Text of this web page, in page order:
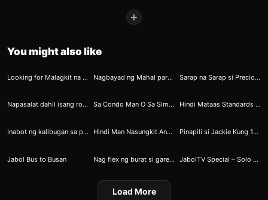
+
You might also like
19
Looking for Malagkit na Sarsa si Marissa Nagbayad ng Mahal para sa Isang Minutong Bembang Sarap na Sarap si Precious sa Paglamas ng Osus
28
Napasalat dahil isang round lang si ninong
34
Sa Condo Man O Sa Simpleng Tambayan Ikaw Pa Rin Ang Dahilan Kung Bakit Espesyal Ang Gabi Dahil Todo Torjack At Rawdog Tayo
40
Hindi Mataas Standards Ko Gusto Ko Lang Hindi Lolokohin
59
Inabot ng kalibugan sa parkingan
62
Hindi Man Nasungkit Ang Kampeonato Nakasungkit Naman ng Muse si Renato
97
Pinapili si Jackie Kung 1M o Subo Hulaan nyo Pinili nya
107
Jabol Bus to Busan
134
Nag flex ng burat si gareth
152
JabolTV Special – Solo VS Squad [COMPLETE ROUNDS]
Load More